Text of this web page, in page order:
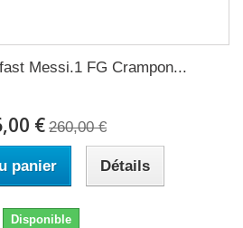
Messi.1 FG Crampon...
€ 260,00 €
panier Détails
Disponible